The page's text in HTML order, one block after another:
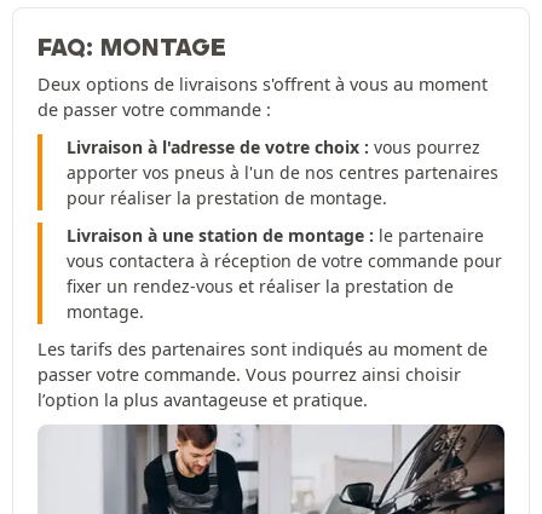
FAQ: MONTAGE
Deux options de livraisons s'offrent à vous au moment
de passer votre commande :
Livraison à l'adresse de votre choix : vous pourrez
apporter vos pneus à l'un de nos centres partenaires
pour réaliser la prestation de montage.
Livraison à une station de montage : le partenaire
vous contactera à réception de votre commande pour
fixer un rendez-vous et réaliser la prestation de
montage.
Les tarifs des partenaires sont indiqués au moment de
passer votre commande. Vous pourrez ainsi choisir
l’option la plus avantageuse et pratique.